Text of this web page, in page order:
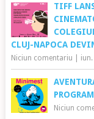
TIFF
CLUJ-NAPOCA
Niciun comentariu
Niciun